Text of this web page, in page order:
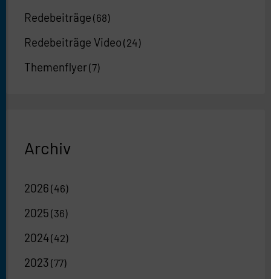
Redebeiträge (68)
Redebeiträge Video (24)
Themenflyer(7)
Archiv
2026 (46)
2025 (36)
2024 (42)
2023 (77)